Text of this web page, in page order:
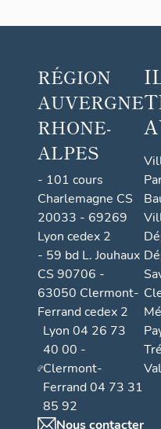
RÉGION
AUVERGNE
RHONE-
ALPES
- 101 cours
Charlemagne CS
20033 - 69269
Lyon cedex 2
- 59 bd L. Jouhaux
CS 90706 -
63050 Clermont-
Ferrand cedex 2
Lyon 04 26 73
40 00 -
Clermont-
Ferrand 04 73 31
85 92
Nous contacter